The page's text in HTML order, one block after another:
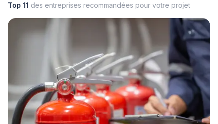
Top 11 des entreprises recommandées pour votre projet